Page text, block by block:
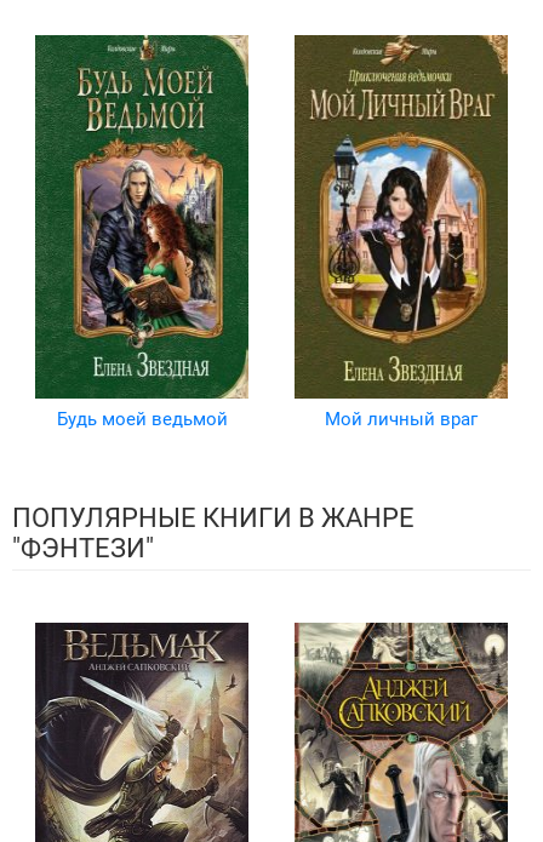
Будь моей ведьмой Мой личный враг
ПОПУЛЯРНЫЕ КНИГИ В ЖАНРЕ
"ФЭНТЕЗИ"